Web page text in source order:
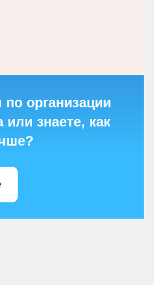
организации
или знаете, как